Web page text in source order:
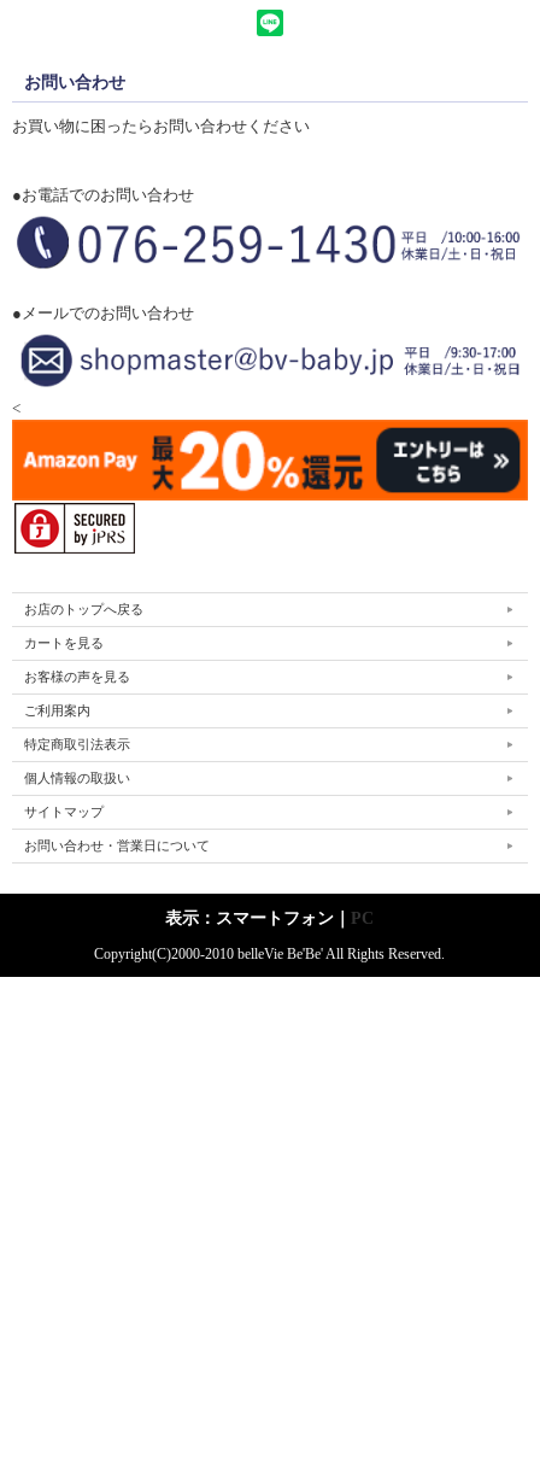
お問い合わせ
お買い物に困ったらお問い合わせください
●お電話でのお問い合わせ
●メールでのお問い合わせ
<
お店のトップへ戻る
カートを見る
お客様の声を見る
ご利用案内
特定商取引法表示
個人情報の取扱い
サイトマップ
お問い合わせ・営業日について
表示：スマートフォン｜ PC
Copyright(C)2000-2010 belleVie Be'Be' All Rights Reserved.